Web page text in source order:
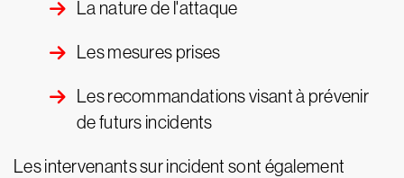
La nature de l'attaque
Les mesures prises
Les recommandations visant à prévenir
de futurs incidents
Les intervenants sur incident sont également